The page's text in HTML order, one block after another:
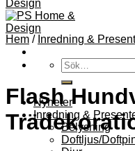
Sök
efter:
Nyheter
Inredning &
Belysning
Doftljus/
Hem / Inredning &
Flash